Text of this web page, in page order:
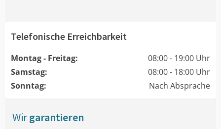
Telefonische Erreichbarkeit
Montag - Freitag:
08:00 - 19:00 Uhr
Samstag:
08:00 - 18:00 Uhr
Sonntag:
Nach Absprache
Wirgarantieren